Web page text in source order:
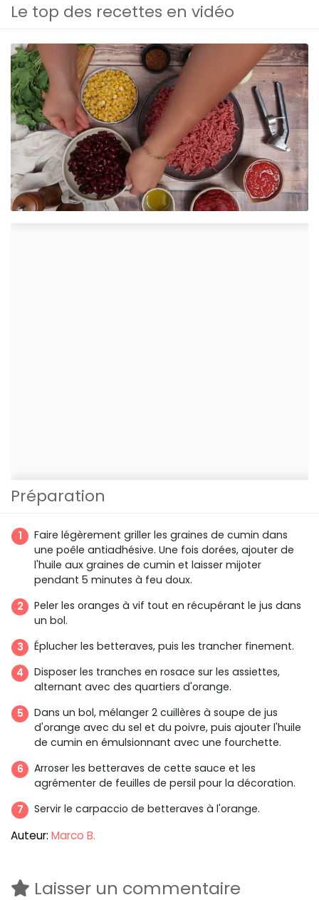
Le top des recettes en vidéo
Préparation
Faire légèrement griller les graines de cumin dans
une poêle antiadhésive. Une fois dorées, ajouter de
l'huile aux graines de cumin et laisser mijoter
pendant 5 minutes à feu doux.
Peler les oranges à vif tout en récupérant le jus dans
un bol.
Éplucher les betteraves, puis les trancher finement.
Disposer les tranches en rosace sur les assiettes,
alternant avec des quartiers d'orange.
Dans un bol, mélanger 2 cuillères à soupe de jus
d'orange avec du sel et du poivre, puis ajouter l'huile
de cumin en émulsionnant avec une fourchette.
Arroser les betteraves de cette sauce et les
agrémenter de feuilles de persil pour la décoration.
Servir le carpaccio de betteraves à l'orange.
Auteur: Marco B.
Laisser un commentaire